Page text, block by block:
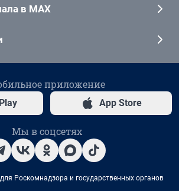
в MAX
приложение
App Store
Мы в соцсетях
Роскомнадзора и государственных органов